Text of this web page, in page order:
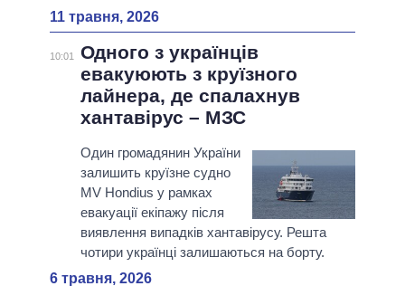
11 травня, 2026
10:01
Одного з українців
евакуюють з круїзного
лайнера, де спалахнув
хантавірус – МЗС
Один громадянин України
залишить круїзне судно
MV Hondius у рамках
евакуації екіпажу після
виявлення випадків хантавірусу. Решта
чотири українці залишаються на борту.
6 травня, 2026